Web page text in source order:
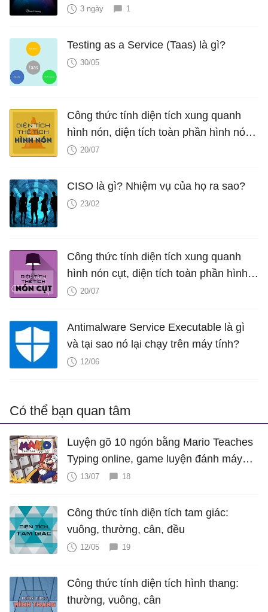
3 ngày 1
Testing as a Service (Taas) là gì?
30/05
Công thức tính diện tích xung quanh
hình nón, diện tích toàn phần hình nón,
thể tích hình nón, V nón
20/07
CISO là gì? Nhiệm vụ của họ ra sao?
23/02
Công thức tính diện tích xung quanh
hình nón cụt, diện tích toàn phần hình
nón cụt, thể tích hình nón cụt
20/07
Antimalware Service Executable là gì
và tại sao nó lại chạy trên máy tính?
12/06
Có thể bạn quan tâm
Luyện gõ 10 ngón bằng Mario Teaches
Typing online, game luyện đánh máy
cực hấp dẫn
13/07 18
Công thức tính diện tích tam giác:
vuông, thường, cân, đều
12/05 19
Công thức tính diện tích hình thang:
thường, vuông, cân